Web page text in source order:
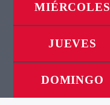
d2
MIÉRCOLES
JUEVES
DOMINGO